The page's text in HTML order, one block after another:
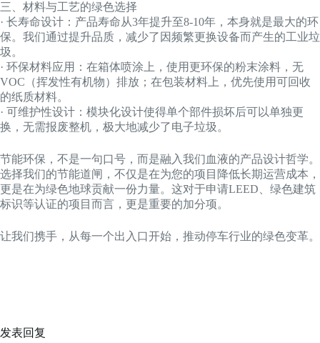
三、材料与工艺的绿色选择
· 长寿命设计：产品寿命从3年提升至8-10年，本身就是最大的环
保。我们通过提升品质，减少了因频繁更换设备而产生的工业垃
圾。
· 环保材料应用：在箱体喷涂上，使用更环保的粉末涂料，无
VOC（挥发性有机物）排放；在包装材料上，优先使用可回收
的纸质材料。
· 可维护性设计：模块化设计使得单个部件损坏后可以单独更
换，无需报废整机，极大地减少了电子垃圾。
节能环保，不是一句口号，而是融入我们血液的产品设计哲学。
选择我们的节能道闸，不仅是在为您的项目降低长期运营成本，
更是在为绿色地球贡献一份力量。这对于申请LEED、绿色建筑
标识等认证的项目而言，更是重要的加分项。
让我们携手，从每一个出入口开始，推动停车行业的绿色变革。
发表回复